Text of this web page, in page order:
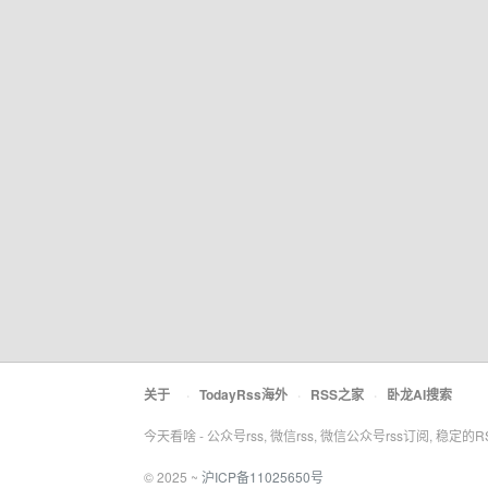
关于 · TodayRss海外 · RSS之家 · 卧龙AI搜索
今天看啥 - 公众号rss, 微信rss, 微信公众号rss订阅, 稳定的
© 2025 ~ 沪ICP备11025650号